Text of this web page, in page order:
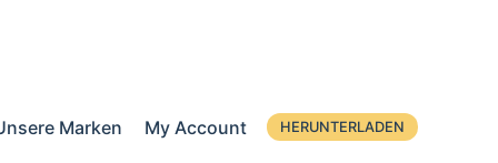
Marken My Account HERUNTERLADEN